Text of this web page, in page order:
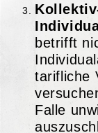
betrifft
tarifliche
Falle